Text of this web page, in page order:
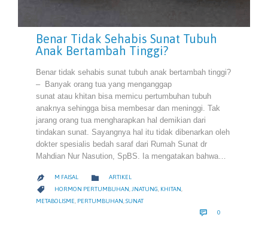
Benar Tidak Sehabis Sunat Tubuh
Anak Bertambah Tinggi?
Benar tidak sehabis sunat tubuh anak bertambah tinggi?
– Banyak orang tua yang menganggap
sunat atau khitan bisa memicu pertumbuhan tubuh
anaknya sehingga bisa membesar dan meninggi. Tak
jarang orang tua mengharapkan hal demikian dari
tindakan sunat. Sayangnya hal itu tidak dibenarkan oleh
dokter spesialis bedah saraf dari Rumah Sunat dr
Mahdian Nur Nasution, SpBS. Ia mengatakan bahwa…
 M FAISAL  CATEGORY
ARTIKEL
 CATEGORY
HORMON PERTUMBUHAN,JNATUNG, KHITAN,
METABOLISME PERTUMBUHAN SUNAT
 0